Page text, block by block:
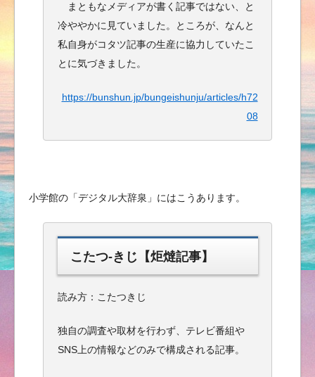
まともなメディアが書く記事ではない、と
冷ややかに見ていました。ところが、なんと
私自身がコタツ記事の生産に協力していたこ
とに気づきました。
https://bunshun.jp/bungeishunju/articles/h72
08
小学館の「デジタル大辞泉」にはこうあります。
こたつ‐きじ【炬燵記事】
読み方：こたつきじ
独自の調査や取材を行わず、テレビ番組や
SNS上の情報などのみで構成される記事。